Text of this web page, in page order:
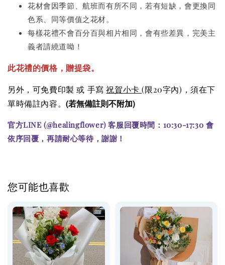
花材會因季節、航班而有所不同，若有短缺，會更換同
色系、同等價值之花材。
每樣花禮不會百分百與相片相同，會有些差異，完美主
義者請繞道呦！
此花禮的價格 ，贈提袋。
另外，可免費印製 或 手寫祝賀小卡(限20字內) ，須在下
單時備註內容。(若無備註則不附加)
官方LINE (@healingflower) 客服回覆時間：10:30-17:30 會
依序回覆，再請耐心等待，謝謝！
您可能也喜歡